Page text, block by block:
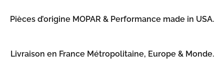
Pièces d’origine MOPAR & Performance made in USA.
Livraison en France Métropolitaine, Europe & Monde.